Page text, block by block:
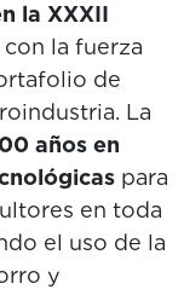
la XXXII
con la fuerza
de
La
años en
para
en toda
el uso de la
y